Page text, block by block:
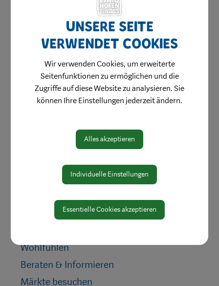
Bestellung Einkaufsgutscheine
Weihnachtsgewinnspiel
Stellenangebote
Innenstadtbroschüre
Genießen
Wohlfühlen
Beraten & Informieren
Märkte besuchen
Unsere Seite
verwendet Cookies
Wir verwenden Cookies, um erweiterte
Seitenfunktionen zu ermöglichen und die
Zugriffe auf diese Website zu analysieren. Sie
können Ihre Einstellungen jederzeit ändern.
Alles akzeptieren
Individuelle Einstellungen
Essentielle Cookies akzeptieren